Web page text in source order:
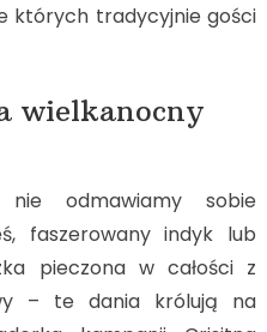
których tradycyjnie gości
wielkanocny
odmawiamy sobie
faszerowany indyk lub
pieczona w całości z
– te dania królują na